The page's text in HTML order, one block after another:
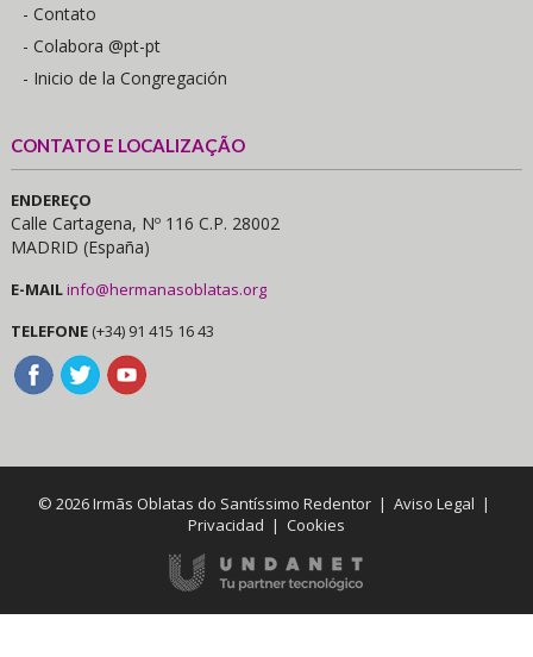
- Contato
- Colabora @pt-pt
- Inicio de la Congregación
CONTATO E LOCALIZAÇÃO
ENDEREÇO
Calle Cartagena, Nº 116 C.P. 28002
MADRID (España)
E-MAILinfo@hermanasoblatas.org
TELEFONE (+34) 91 415 16 43
© 2026 Irmãs Oblatas do Santíssimo Redentor |Aviso Legal |
Privacidad | Cookies